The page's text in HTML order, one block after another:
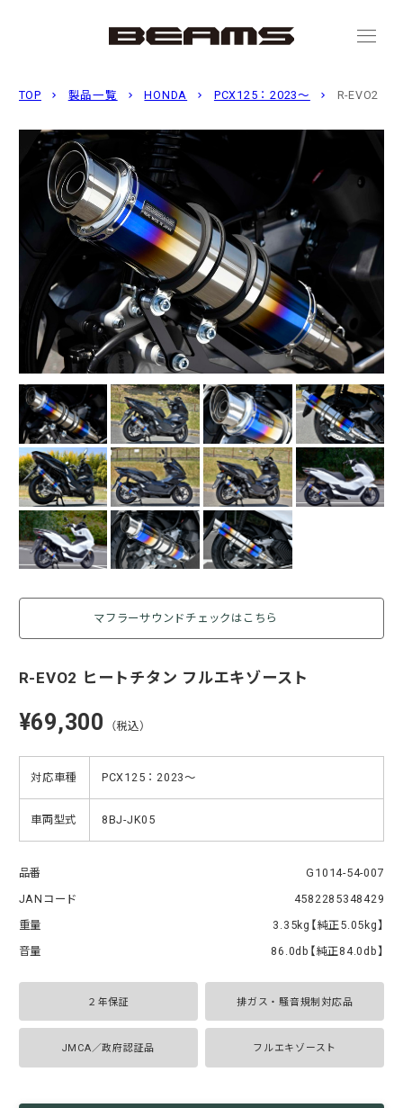
menu
TOP 製品一覧 HONDA PCX125：2023〜 R-EVO2 ヒ
マフラーサウンドチェックはこちら
R-EVO2 ヒートチタン フルエキゾースト
¥69,300 （税込）
対応車種 PCX125：2023〜
車両型式 8BJ-JK05
品番
G1014-54-007
JANコード
4582285348429
重量
3.35kg【純正5.05kg】
音量
86.0db【純正84.0db】
２年保証 排ガス・騒音規制対応品
JMCA／政府認証品 フルエキゾースト